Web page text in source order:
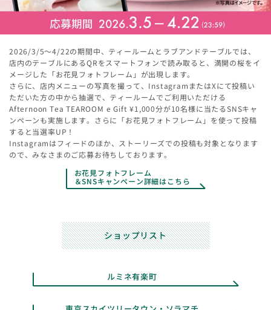
2026/3/5～4/22の期間中、ティールームとラブアンドテーブルでは、
店内のテーブルにあるQRをスマートフォンで読み取ると、満開の桜をイ
メージした「お花見フォトフレーム」が出現します。
さらに、店内メニューの写真を撮って、InstagramまたはXにて投稿い
ただいた方の中から抽選で、ティールームでご利用いただける
Afternoon Tea TEAROOM e Gift ¥1,000分が10名様に当たるSNSキャ
ンペーンも実施します。さらに「お花見フォトフレーム」を使って投稿
すると当選率UP！
Instagramはフィードのほか、ストーリーズでの投稿も対象となります
ので、みなさまのご応募お待ちしております。
お花見フォトフレーム
＆SNSキャンペーン詳細はこちら
ショップリスト
ルミネ有楽町